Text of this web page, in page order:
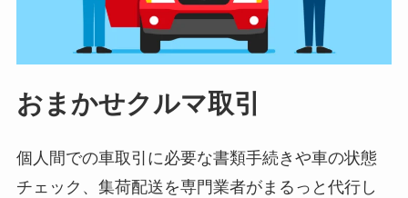
おまかせクルマ取引
個人間での車取引に必要な書類手続きや車の状態
チェック、集荷配送を専門業者がまるっと代行し